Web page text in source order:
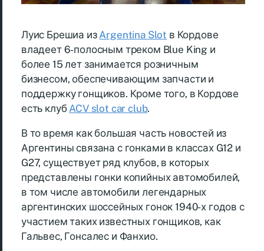
Луис Брешиа изArgentina Slot в Кордове
владеет 6-полосным треком Blue King и
более 15 лет занимается розничным
бизнесом, обеспечивающим запчасти и
поддержку гонщиков. Кроме того, в Кордове
есть клубACV slot car club.
В то время как большая часть новостей из
Аргентины связана с гонками в классах G12 и
G27, существует ряд клубов, в которых
представлены гонки копийных автомобилей,
в том числе автомобили легендарных
аргентинских шоссейных гонок 1940-х годов с
участием таких известных гонщиков, как
Гальвес, Гонсалес и Фанхио.